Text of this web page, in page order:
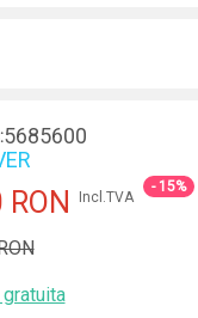
5685600
- 15%
Incl.TVA
gratuita